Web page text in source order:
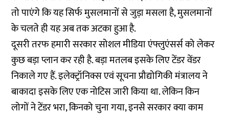
तो पाएंगे कि यह सिर्फ मुसलमानों से जुड़ा मसला है, मुसलमानों
के चलते ही यह अब तक अटका हुआ है.
दूसरी तरफ हमारी सरकार सोशल मीडिया एंफ्लुएंसर्स को लेकर
कुछ बड़ा प्लान कर रही है. बड़ा मतलब इसके लिए टेंडर वेंडर
निकाले गए हैं. इलेक्ट्रॉनिक्स एवं सूचना प्रौद्योगिकी मंत्रालय ने
बाकादा इसके लिए एक नोटिस जारी किया था. लेकिन किन
लोगों ने टेंडर भरा, किनको चुना गया, इनसे सरकार क्या काम